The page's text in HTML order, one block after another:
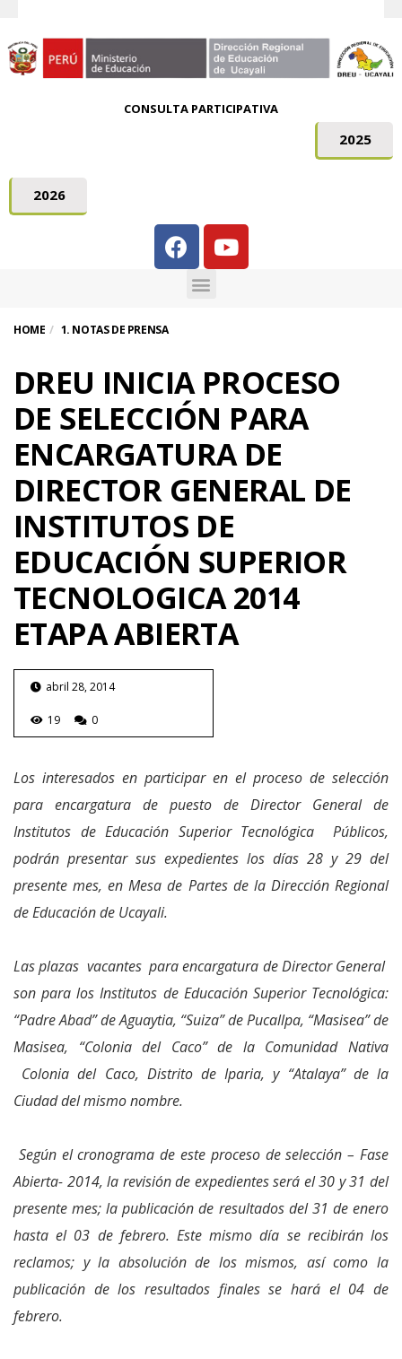
CONSULTA PARTICIPATIVA
2025
2026
HOME 1. NOTAS DE PRENSA
DREU INICIA PROCESO
DE SELECCIÓN PARA
ENCARGATURA DE
DIRECTOR GENERAL DE
INSTITUTOS DE
EDUCACIÓN SUPERIOR
TECNOLOGICA 2014
ETAPA ABIERTA
abril 28, 2014
19 0
Los interesados en participar en el proceso de selección
para encargatura de puesto de Director General de
Institutos de Educación Superior Tecnológica Públicos,
podrán presentar sus expedientes los días 28 y 29 del
presente mes, en Mesa de Partes de la Dirección Regional
de Educación de Ucayali.
Las plazas vacantes para encargatura de Director General
son para los Institutos de Educación Superior Tecnológica:
“Padre Abad” de Aguaytia, “Suiza” de Pucallpa, “Masisea” de
Masisea, “Colonia del Caco” de la Comunidad Nativa
Colonia del Caco, Distrito de Iparia, y “Atalaya” de la
Ciudad del mismo nombre.
Según el cronograma de este proceso de selección – Fase
Abierta- 2014, la revisión de expedientes será el 30 y 31 del
presente mes; la publicación de resultados del 31 de enero
hasta el 03 de febrero. Este mismo día se recibirán los
reclamos; y la absolución de los mismos, así como la
publicación de los resultados finales se hará el 04 de
febrero.